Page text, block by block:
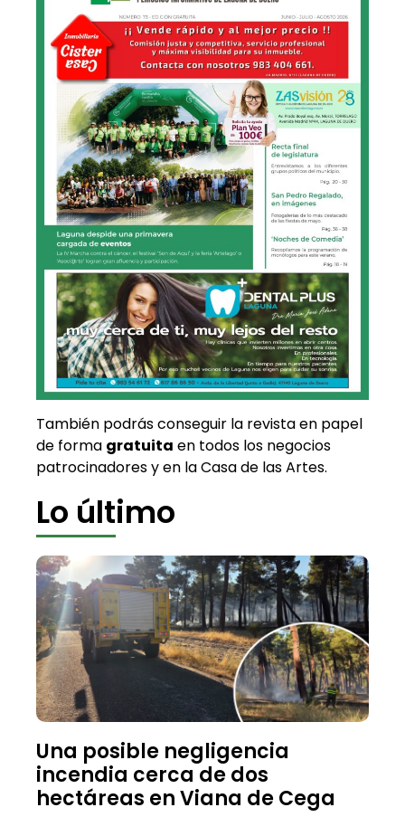
También podrás conseguir la revista en papel
de forma gratuita en todos los negocios
patrocinadores y en la Casa de las Artes.
Lo último
Una posible negligencia
incendia cerca de dos
hectáreas en Viana de Cega